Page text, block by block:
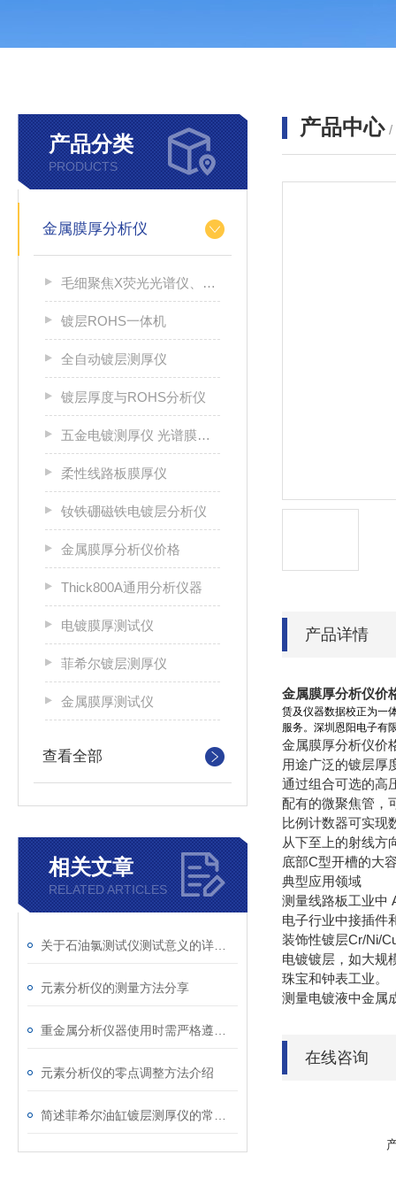
产品分类
PRODUCTS
金属膜厚分析仪
毛细聚焦X荧光光谱仪、连接器测厚仪
镀层ROHS一体机
全自动镀层测厚仪
镀层厚度与ROHS分析仪
五金电镀测厚仪 光谱膜厚仪
柔性线路板膜厚仪
钕铁硼磁铁电镀层分析仪
金属膜厚分析仪价格
Thick800A通用分析仪器
电镀膜厚测试仪
菲希尔镀层测厚仪
金属膜厚测试仪
查看全部
相关文章
RELATED ARTICLES
元素分析仪的测量方法分享
元素分析仪的零点调整方法介绍
产品中心 /
产品详情
金属膜厚分析仪价
赁及仪器数据校正为一
服务。深圳恩阳电子有
金属膜厚分析仪价
用途广泛的镀层厚
通过组合可选的高
配有的微聚焦管，
比例计数器可实现
从下至上的射线方
底部C型开槽的大
典型应用领域
测量线路板工业中
电子行业中接插件
装饰性镀层Cr/Ni/
电镀镀层，如大规
珠宝和钟表工业。
测量电镀液中金属
在线咨询